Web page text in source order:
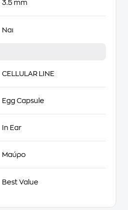
3.5 mm
Ναι
CELLULAR LINE
Egg Capsule
In Ear
Μαύρο
Best Value